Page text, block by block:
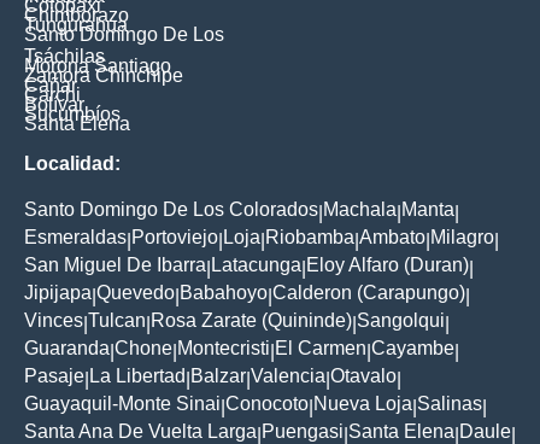
Cotopaxi
Chimborazo
Tungurahua
Santo Domingo De Los
Tsáchilas
Morona Santiago
Zamora Chinchipe
Cañar
Carchi
Bolívar
Sucumbíos
Santa Elena
Localidad:
Santo Domingo De Los Colorados Machala Manta
Esmeraldas Portoviejo Loja Riobamba Ambato Milagro
San Miguel De Ibarra Latacunga Eloy Alfaro (Duran)
Jipijapa Quevedo Babahoyo Calderon (Carapungo)
Vinces Tulcan Rosa Zarate (Quininde) Sangolqui
Guaranda Chone Montecristi El Carmen Cayambe
Pasaje La Libertad Balzar Valencia Otavalo
Guayaquil-Monte Sinai Conocoto Nueva Loja Salinas
Santa Ana De Vuelta Larga Puengasi Santa Elena Daule